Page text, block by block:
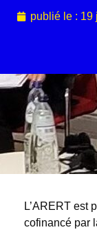
publié le : 19
L’ARERT est
cofinancé par